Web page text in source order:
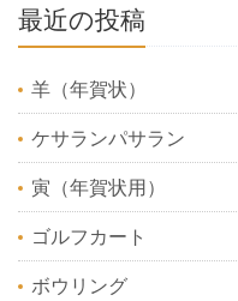
最近の投稿
羊（年賀状）
ケサランパサラン
寅（年賀状用）
ゴルフカート
ボウリング